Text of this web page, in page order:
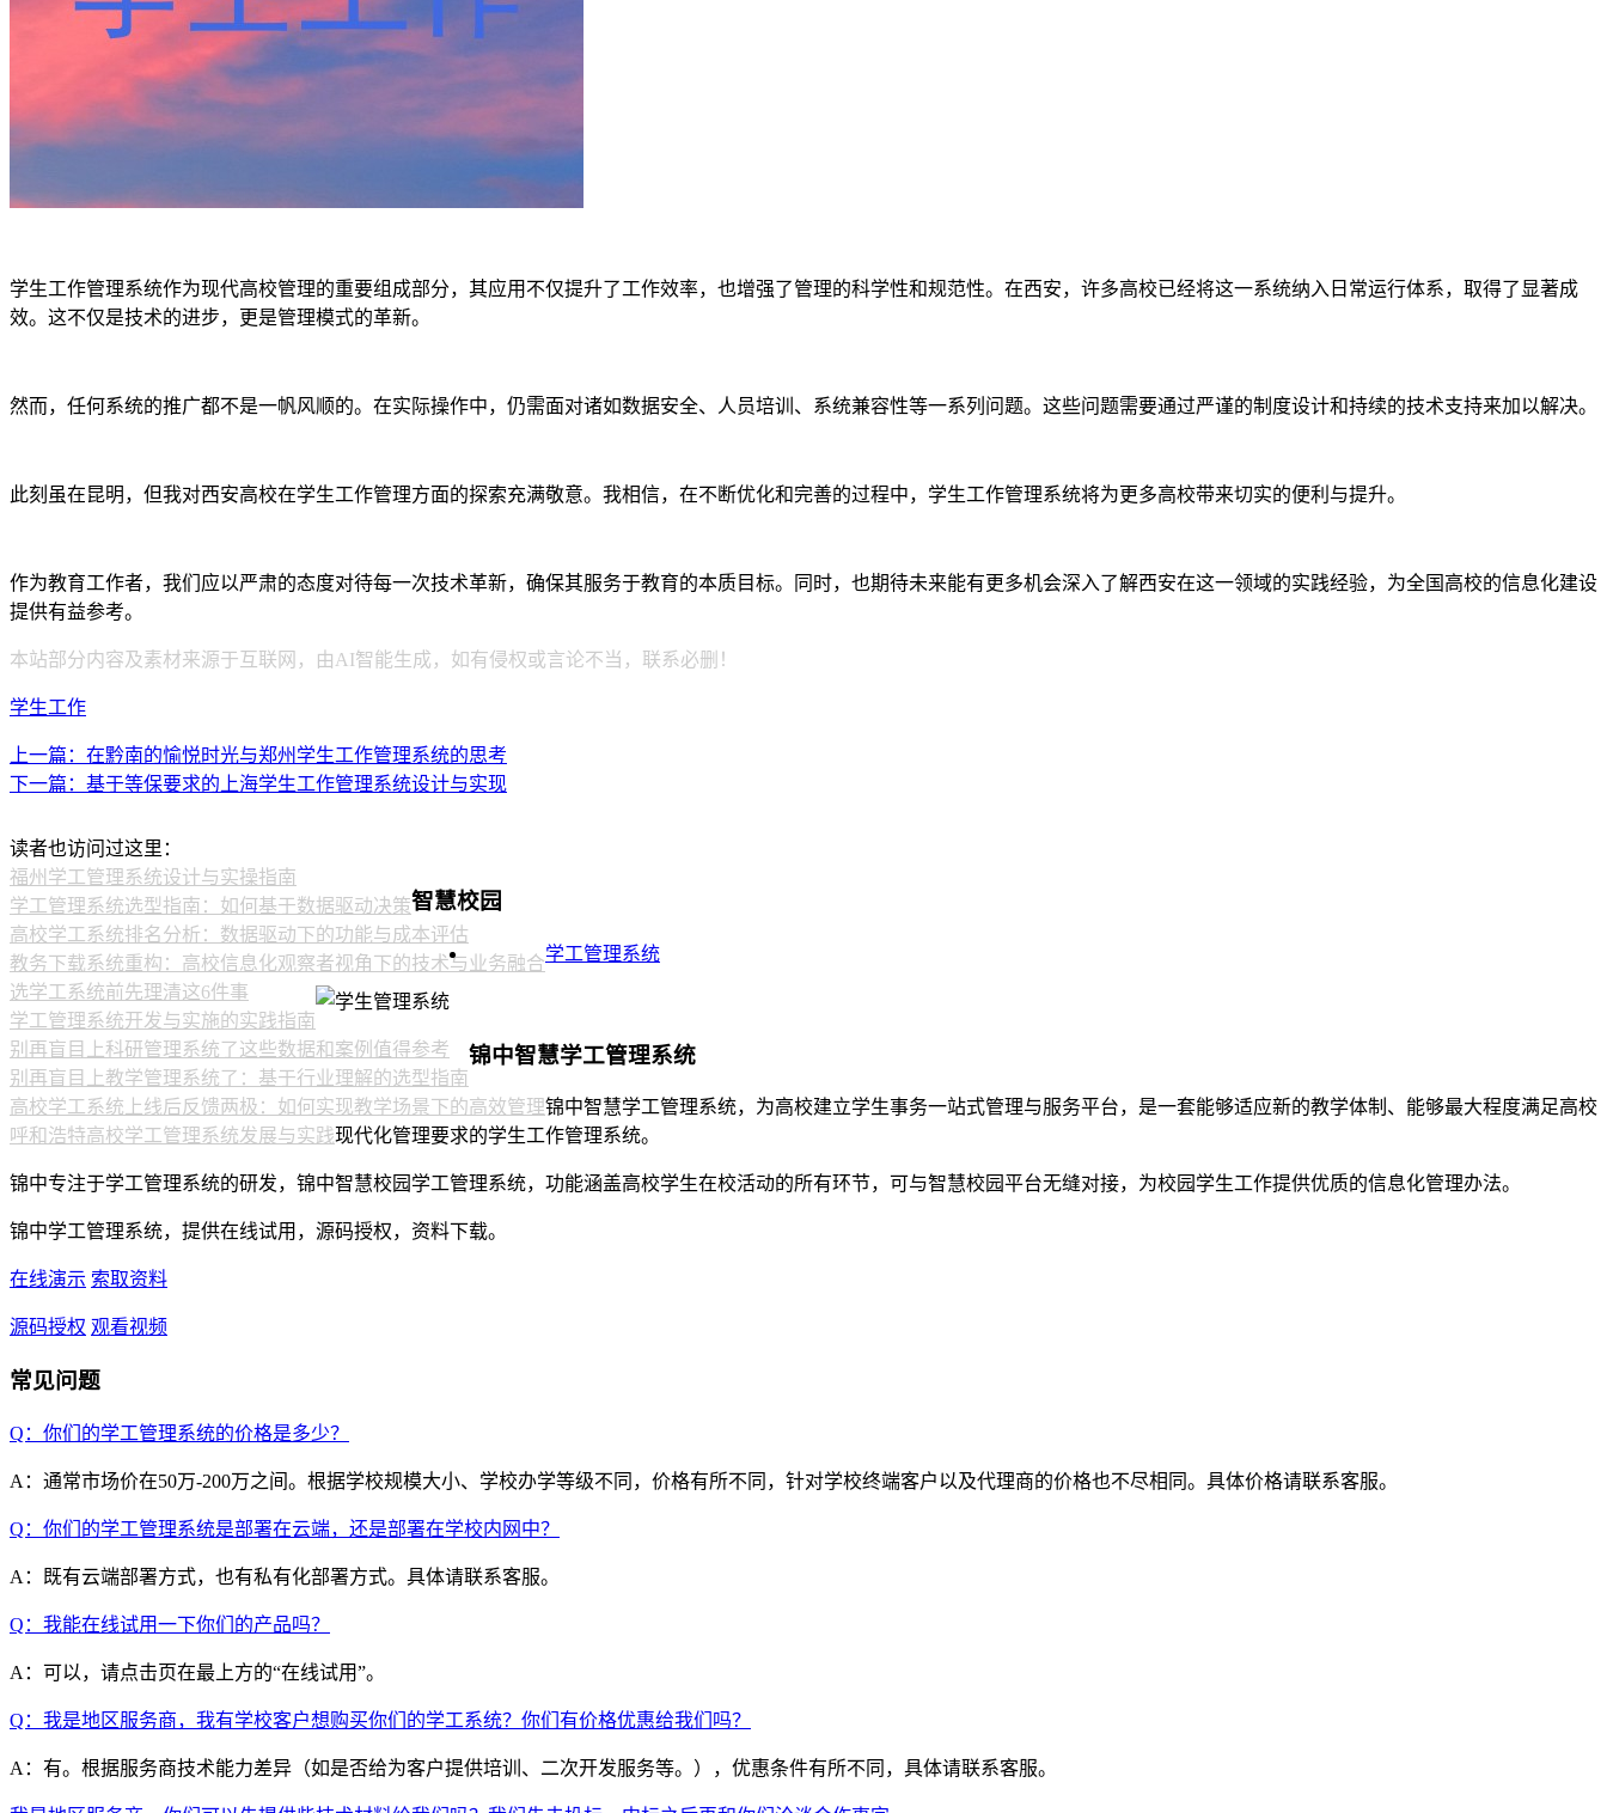
学生工作管理系统作为现代高校管理的重要组成部分，其应用不仅提升了工作效率，也增强了管理的科学性和规范性。在西安，许多高校已经将这一系统纳入日常运行体系，取得了显著成
效。这不仅是技术的进步，更是管理模式的革新。
然而，任何系统的推广都不是一帆风顺的。在实际操作中，仍需面对诸如数据安全、人员培训、系统兼容性等一系列问题。这些问题需要通过严谨的制度设计和持续的技术支持来加以解决。
此刻虽在昆明，但我对西安高校在学生工作管理方面的探索充满敬意。我相信，在不断优化和完善的过程中，学生工作管理系统将为更多高校带来切实的便利与提升。
作为教育工作者，我们应以严肃的态度对待每一次技术革新，确保其服务于教育的本质目标。同时，也期待未来能有更多机会深入了解西安在这一领域的实践经验，为全国高校的信息化建设
提供有益参考。
本站部分内容及素材来源于互联网，由AI智能生成，如有侵权或言论不当，联系必删！
学生工作
上一篇：在黔南的愉悦时光与郑州学生工作管理系统的思考
下一篇：基于等保要求的上海学生工作管理系统设计与实现
读者也访问过这里：
福州学工管理系统设计与实操指南
学工管理系统选型指南：如何基于数据驱动决策
高校学工系统排名分析：数据驱动下的功能与成本评估
教务下载系统重构：高校信息化观察者视角下的技术与业务融合
选学工系统前先理清这6件事
学工管理系统开发与实施的实践指南
别再盲目上科研管理系统了这些数据和案例值得参考
别再盲目上教学管理系统了：基于行业理解的选型指南
高校学工系统上线后反馈两极：如何实现教学场景下的高效管理
呼和浩特高校学工管理系统发展与实践
智慧校园
学工管理系统
锦中智慧学工管理系统
锦中智慧学工管理系统，为高校建立学生事务一站式管理与服务平台，是一套能够适应新的教学体制、能够最大程度满足高校
现代化管理要求的学生工作管理系统。
锦中专注于学工管理系统的研发，锦中智慧校园学工管理系统，功能涵盖高校学生在校活动的所有环节，可与智慧校园平台无缝对接，为校园学生工作提供优质的信息化管理办法。
锦中学工管理系统，提供在线试用，源码授权，资料下载。
在线演示 索取资料
源码授权 观看视频
常见问题
Q：你们的学工管理系统的价格是多少？
A：通常市场价在50万-200万之间。根据学校规模大小、学校办学等级不同，价格有所不同，针对学校终端客户以及代理商的价格也不尽相同。具体价格请联系客服。
Q：你们的学工管理系统是部署在云端，还是部署在学校内网中？
A：既有云端部署方式，也有私有化部署方式。具体请联系客服。
Q：我能在线试用一下你们的产品吗？
A：可以，请点击页在最上方的“在线试用”。
Q：我是地区服务商，我有学校客户想购买你们的学工系统？你们有价格优惠给我们吗？
A：有。根据服务商技术能力差异（如是否给为客户提供培训、二次开发服务等。），优惠条件有所不同，具体请联系客服。